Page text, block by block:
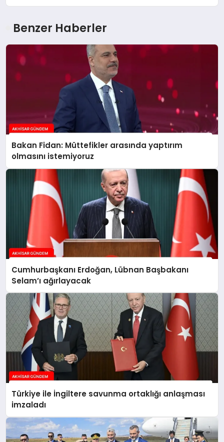
Benzer Haberler
Bakan Fidan: Müttefikler arasında yaptırım
olmasını istemiyoruz
Cumhurbaşkanı Erdoğan, Lübnan Başbakanı
Selam’ı ağırlayacak
Türkiye ile İngiltere savunma ortaklığı anlaşması
imzaladı